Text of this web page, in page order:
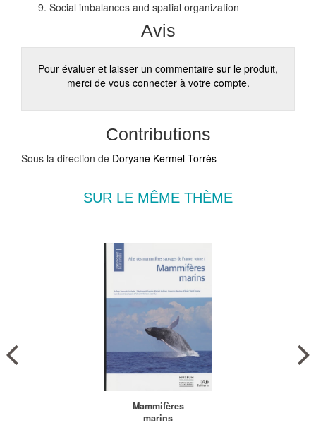
Social imbalances and spatial organization
Avis
Pour évaluer et laisser un commentaire sur le produit,
merci de vous connecter à votre compte.
Contributions
Sous la direction de Doryane Kermel-Torrès
SUR LE MÊME THÈME
Mammifères
marins